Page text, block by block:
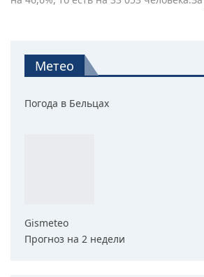
Метео
Погода в Бельцах
Gismeteo
Прогноз на 2 недели